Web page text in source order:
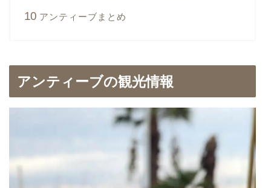
アンティーブまとめ
アンティーブの観光情報